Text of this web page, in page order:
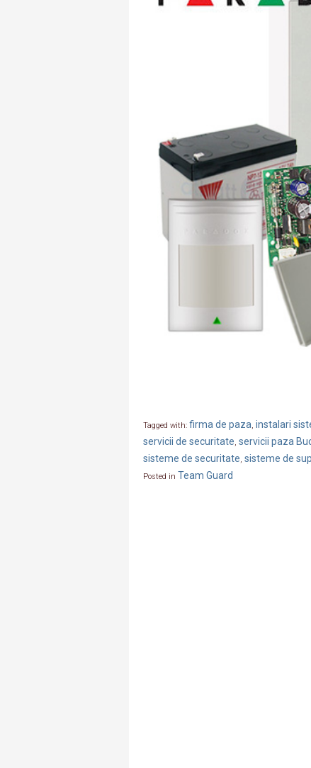
Tagged with: firma de paza, instalari
servicii de securitate, servicii paza
sisteme de securitate, sisteme de
Posted in Team Guard